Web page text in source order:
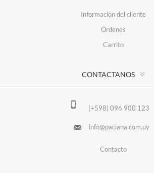
Información del cliente
Órdenes
Carrito
CONTACTANOS
(+598) 096 900 123
info@paciana.com.uy
Contacto